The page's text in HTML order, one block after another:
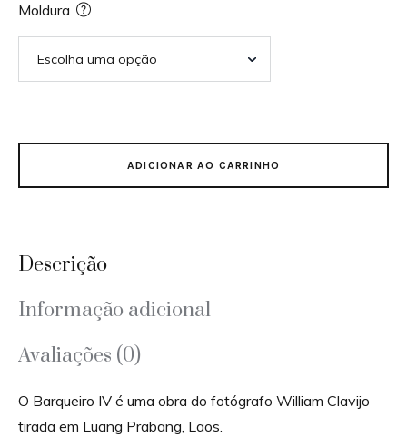
Moldura
ADICIONAR AO CARRINHO
Descrição
Informação adicional
Avaliações (0)
O Barqueiro IV é uma obra do fotógrafo William Clavijo
tirada em Luang Prabang, Laos.